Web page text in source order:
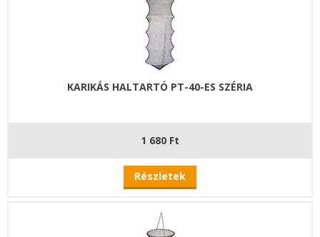
KARIKÁS HALTARTÓ PT-40-ES SZÉRIA
1 680 Ft
Részletek